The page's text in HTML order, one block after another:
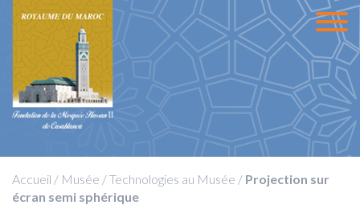
Accueil / Musée /Technologies au Musée / Projection sur
écran semi sphérique